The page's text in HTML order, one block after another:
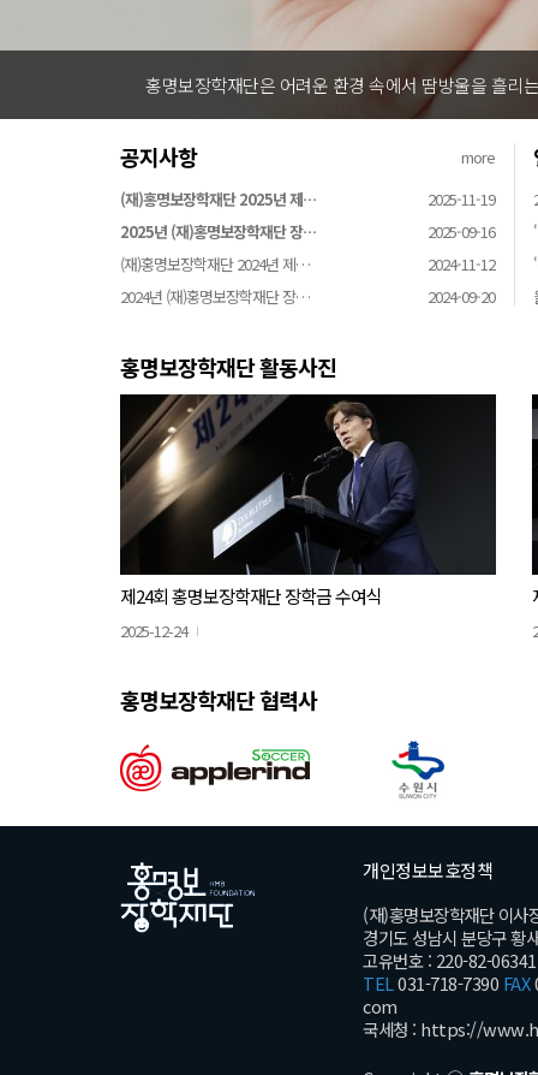
홍명보장학재단은 어려운 환경 속에서 땀방울을 흘리
공지사항
more
(재)홍명보장학재단 2025년 제…
2025-11-19
2025년 (재)홍명보장학재단 장…
2025-09-16
(재)홍명보장학재단 2024년 제…
2024-11-12
2024년 (재)홍명보장학재단 장…
2024-09-20
홍명보장학재단 활동사진
제24회 홍명보장학재단 장학금 수여식
2025-12-24
홍명보장학재단 협력사
개인정보보호정책
(재)홍명보장학재단 이사
경기도 성남시 분당구 황
고유번호 : 220-82-06341
TEL031-718-7390 FAX
com
국세청 : https://